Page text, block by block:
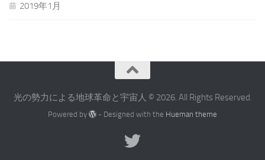
2019年1月
光の勢力による地球革命と宇宙人 © 2026. All Rights Reserved.
Powered by - Designed with the Hueman theme